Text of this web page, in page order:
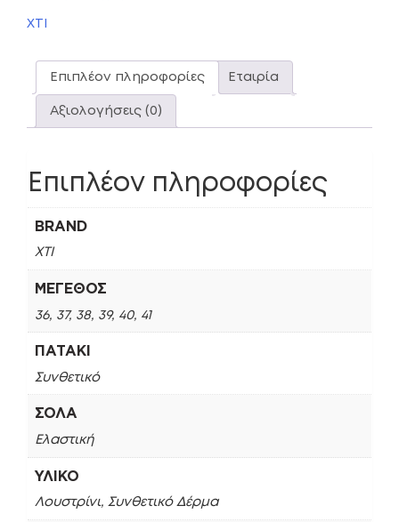
XTI
Επιπλέον πληροφορίες Εταιρία
Αξιολογήσεις (0)
Επιπλέον πληροφορίες
BRAND
XTI
ΜΈΓΕΘΟΣ
36, 37, 38, 39, 40, 41
ΠΑΤΆΚΙ
Συνθετικό
ΣΌΛΑ
Ελαστική
ΥΛΙΚΌ
Λουστρίνι, Συνθετικό Δέρμα